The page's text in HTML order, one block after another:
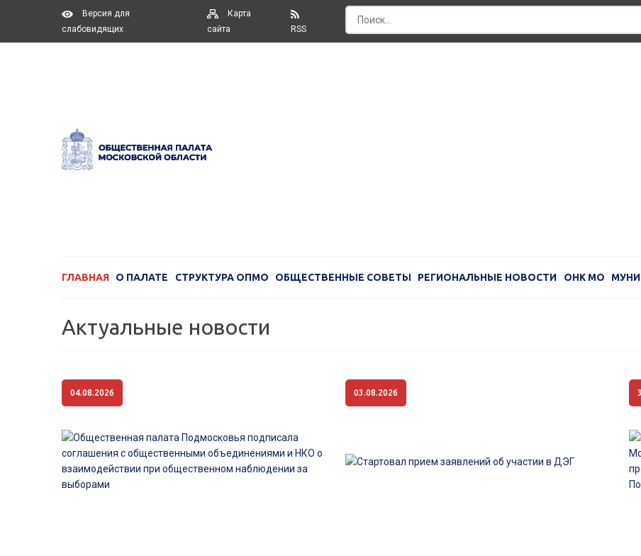
Версия для
слабовидящих
Карта
сайта
RSS
ГЛАВНАЯ О ПАЛАТЕ СТРУКТУРА ОПМО ОБЩЕСТВЕННЫЕ СОВЕТЫ РЕГИОНАЛЬНЫЕ НОВОСТИ ОНК МО
Актуальные новости
04.08.2026 03.08.2026